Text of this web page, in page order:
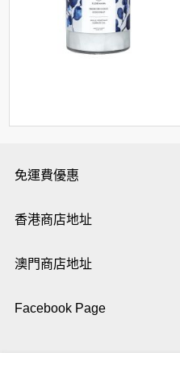
免運費優惠
香港商店地址
澳門商店地址
Facebook Page